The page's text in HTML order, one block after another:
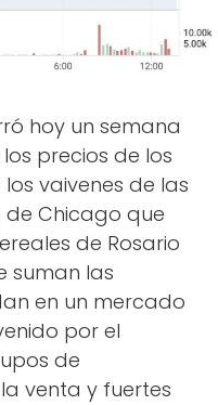
hoy un semana
precios de los
vaivenes de las
Chicago que
de Rosario
suman las
en un mercado
por el
de
venta y fuertes